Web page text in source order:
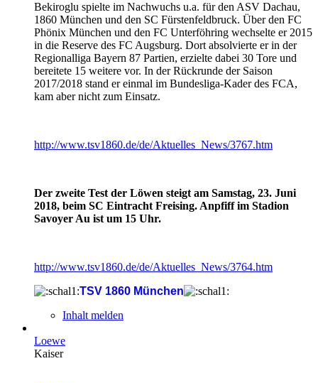
Bekiroglu spielte im Nachwuchs u.a. für den ASV Dachau,
1860 München und den SC Fürstenfeldbruck. Über den FC
Phönix München und den FC Unterföhring wechselte er 2015
in die Reserve des FC Augsburg. Dort absolvierte er in der
Regionalliga Bayern 87 Partien, erzielte dabei 30 Tore und
bereitete 15 weitere vor. In der Rückrunde der Saison
2017/2018 stand er einmal im Bundesliga-Kader des FCA,
kam aber nicht zum Einsatz.
http://www.tsv1860.de/de/Aktuelles_News/3767.htm
Der zweite Test der Löwen steigt am Samstag, 23. Juni
2018, beim SC Eintracht Freising. Anpfiff im Stadion
Savoyer Au ist um 15 Uhr.
http://www.tsv1860.de/de/Aktuelles_News/3764.htm
TSV 1860 München
Inhalt melden
Loewe
Kaiser